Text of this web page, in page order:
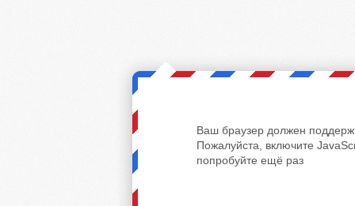
Ваш браузер должен
Пожалуйста, включите
попробуйте ещё раз